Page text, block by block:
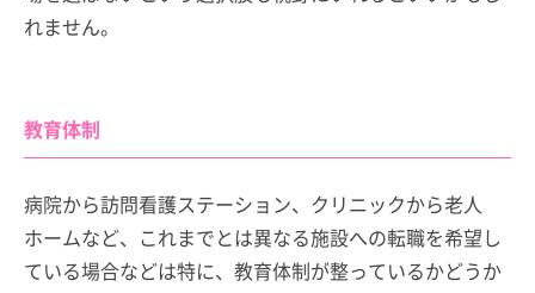
れません。
教育体制
病院から訪問看護ステーション、クリニックから老人
ホームなど、これまでとは異なる施設への転職を希望し
ている場合などは特に、教育体制が整っているかどうか